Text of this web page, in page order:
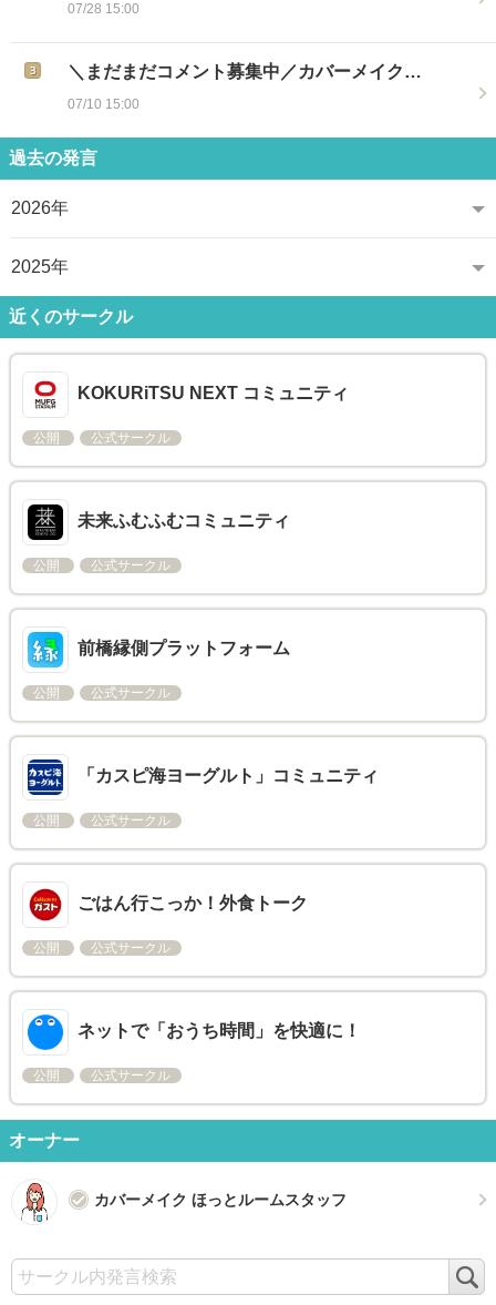
07/28 15:00
＼まだまだコメント募集中／カバーメイク…
07/10 15:00
過去の発言
2026年
2025年
近くのサークル
KOKURiTSU NEXT コミュニティ
公開 公式サークル
未来ふむふむコミュニティ
公開 公式サークル
前橋縁側プラットフォーム
公開 公式サークル
「カスピ海ヨーグルト」コミュニティ
公開 公式サークル
ごはん行こっか！外食トーク
公開 公式サークル
ネットで「おうち時間」を快適に！
公開 公式サークル
オーナー
カバーメイク ほっとルームスタッフ